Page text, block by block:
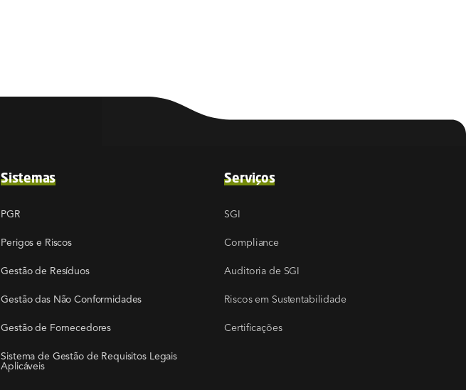
Sistemas
PGR
Perigos e Riscos
Gestão de Resíduos
Gestão das Não Conformidades
Gestão de Fornecedores
Sistema de Gestão de Requisitos Legais
Aplicáveis
Serviços
SGI
Compliance
Auditoria de SGI
Riscos em Sustentabilidade
Certificações